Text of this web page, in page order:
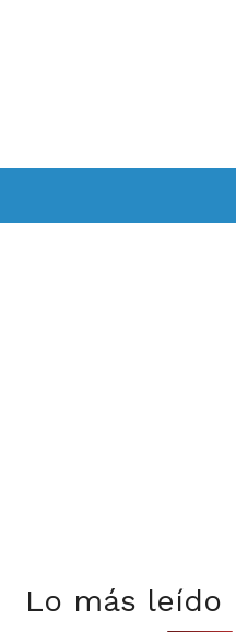
Lo más leído